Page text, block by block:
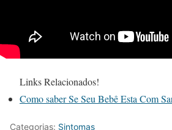
Links Relacionados!
Como saber Se Seu Bebê Esta Com
Categorias: Sintomas